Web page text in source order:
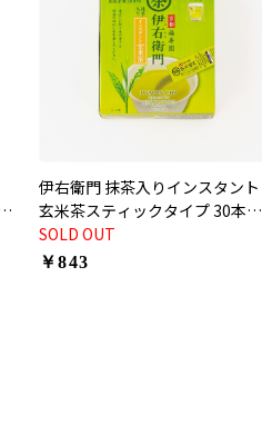
伊右衛門 抹茶入りインスタント
玄米茶スティックタイプ 30本入
(0.8g×30本入)
SOLD OUT
￥843